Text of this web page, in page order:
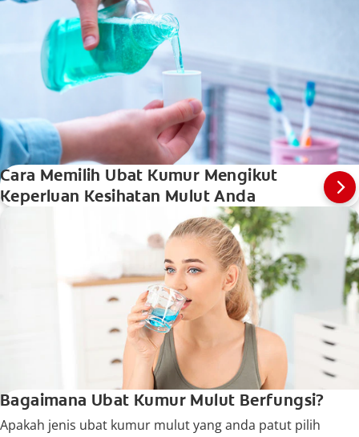
Cara Memilih Ubat Kumur Mengikut
Keperluan Kesihatan Mulut Anda
Bagaimana Ubat Kumur Mulut Berfungsi?
Apakah jenis ubat kumur mulut yang anda patut pilih